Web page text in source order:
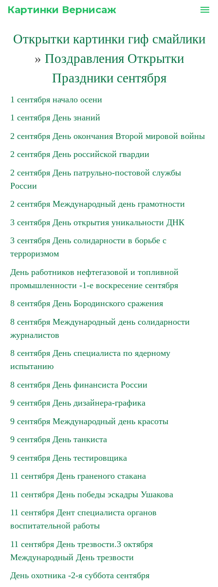
Картинки Вернисаж menu
Открытки картинки гиф смайлики
» Поздравления Открытки
Праздники сентября
1 сентября начало осени
1 сентября День знаний
2 сентября День окончания Второй мировой войны
2 сентября День российской гвардии
2 сентября День патрульно-постовой службы
России
2 сентября Международный день грамотности
3 сентября День открытия уникальности ДНК
3 сентября День солидарности в борьбе с
терроризмом
День работников нефтегазовой и топливной
промышленности -1-е воскресение сентября
8 сентября День Бородинского сражения
8 сентября Международный день солидарности
журналистов
8 сентября День специалиста по ядерному
испытанию
8 сентября День финансиста России
9 сентября День дизайнера-графика
9 сентября Международный день красоты
9 сентября День танкиста
9 сентября День тестировщика
11 сентября День граненого стакана
11 сентября День победы эскадры Ушакова
11 сентября Дент специалиста органов
воспитательной работы
11 сентября День трезвости.3 октября
Международный День трезвости
День охотника -2-я суббота сентября